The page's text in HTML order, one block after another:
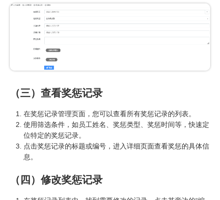
（三）查看奖惩记录
在奖惩记录管理页面，您可以查看所有奖惩记录的列表。
使用筛选条件，如员工姓名、奖惩类型、奖惩时间等，快速定
位特定的奖惩记录。
点击奖惩记录的标题或编号，进入详细页面查看奖惩的具体信
息。
（四）修改奖惩记录